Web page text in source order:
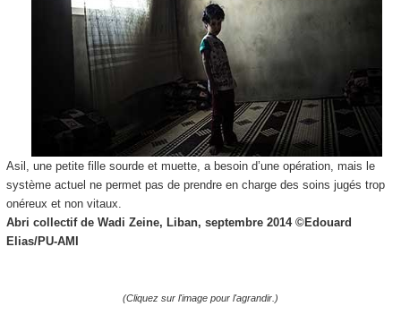
Asil, une petite fille sourde et muette, a besoin d’une opération, mais le
système actuel ne permet pas de prendre en charge des soins jugés trop
onéreux et non vitaux.
Abri collectif de Wadi Zeine, Liban, septembre 2014 ©Edouard
Elias/PU-AMI
(Cliquez sur l'image pour l'agrandir.)